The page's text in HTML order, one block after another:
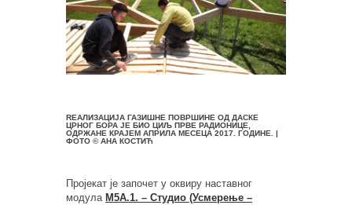
RЕАЛИЗАЦИЈA ГАЗИШНЕ ПОВРШИНЕ ОД ДАСКЕ
ЦРНОГ БОРА ЈЕ БИО ЦИЉ ПРВЕ РАДИОНИЦЕ,
ОДРЖАНЕ КРАЈЕМ АПРИЛА МЕСЕЦА 2017. ГОДИНЕ. |
ФОТО © АНА КОСТИЋ
Пројекат је започет у оквиру наставног
модула М5А.1. – Студио (Усмерење –